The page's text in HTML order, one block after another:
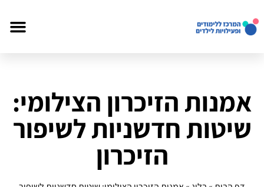
אמנות הזיכרון הצילומי:
שיטות חדשניות לשיפור
הזיכרון